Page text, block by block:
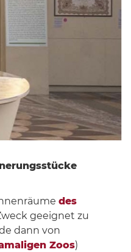
des
geeignet zu
dann von
Zoos)